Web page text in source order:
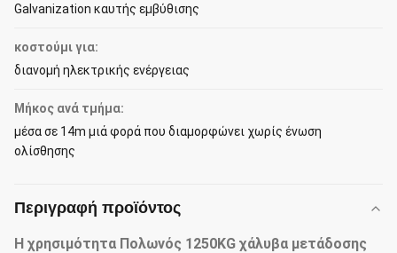
Galvanization καυτής εμβύθισης
κοστούμι για:
διανομή ηλεκτρικής ενέργειας
Μήκος ανά τμήμα:
μέσα σε 14m μιά φορά που διαμορφώνει χωρίς ένωση
ολίσθησης
Περιγραφή προϊόντος
Η χρησιμότητα Πολωνός 1250KG χάλυβα μετάδοσης